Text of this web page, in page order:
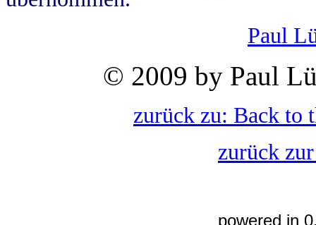
Paul
© 2009 by Paul
zurück zu: Back to
zurück
powered in